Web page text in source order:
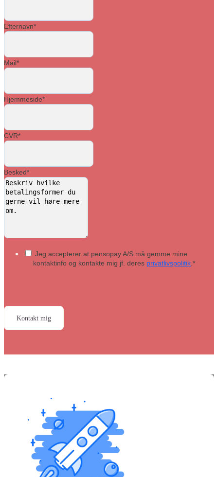
Efternavn*
Mail*
Hjemmeside*
CVR*
Besked*
Jeg accepterer at pensopay A/S må gemme mine
kontaktinfo og kontakte mig jf. deres privatlivspolitik.*